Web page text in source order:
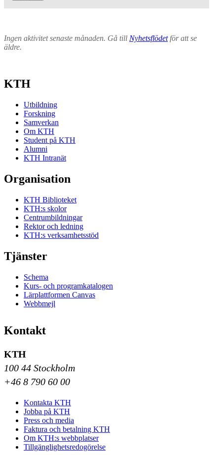
Ingen aktivitet senaste månaden. Gå till Nyhetsflödetför att se
äldre.
KTH
Utbildning
Forskning
Samverkan
Om KTH
Student på KTH
Alumni
KTH Intranät
Organisation
KTH Biblioteket
KTH:s skolor
Centrumbildningar
Rektor och ledning
KTH:s verksamhetsstöd
Tjänster
Schema
Kurs- och programkatalogen
Lärplattformen Canvas
Webbmejl
Kontakt
KTH
100 44 Stockholm
+46 8 790 60 00
Kontakta KTH
Jobba på KTH
Press och media
Faktura och betalning KTH
Om KTH:s webbplatser
Tillgänglighetsredogörelse